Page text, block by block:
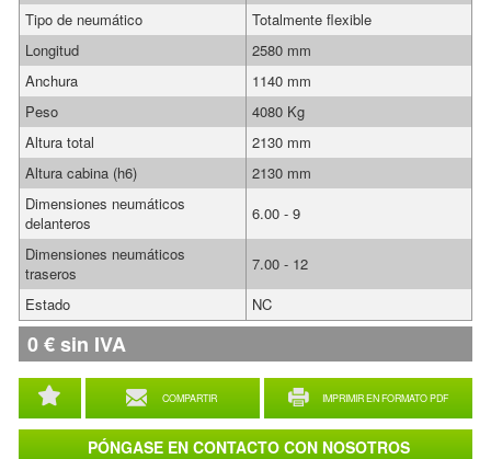
COMPARTIR IMPRIMIR EN FORMATO PDF
Tipo de neumático
Totalmente flexible
Longitud
2580 mm
Anchura
1140 mm
Peso
4080 Kg
Altura total
2130 mm
Altura cabina (h6)
2130 mm
Dimensiones neumáticos
delanteros
6.00 - 9
Dimensiones neumáticos
traseros
7.00 - 12
Estado
NC
0€sin IVA
PÓNGASE EN CONTACTO CON NOSOTROS